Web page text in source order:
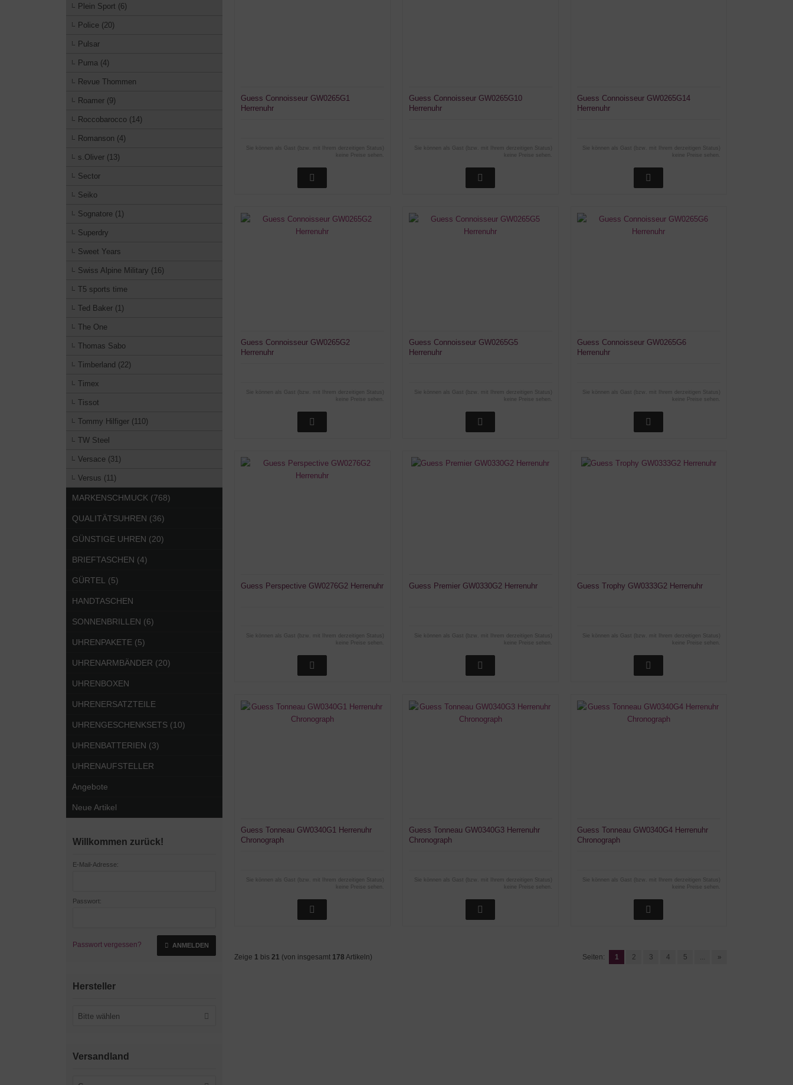
Guess Connoisseur GW0265G1
Herrenuhr
Sie können als Gast (bzw. mit Ihrem derzeitigen Status)
keine Preise sehen.
Guess Connoisseur GW0265G10
Herrenuhr
Sie können als Gast (bzw. mit Ihrem derzeitigen Status)
keine Preise sehen.
Guess Connoisseur GW0265G14
Herrenuhr
Sie können als Gast (bzw. mit Ihrem derzeitigen Status)
keine Preise sehen.
Guess Connoisseur GW0265G2
Herrenuhr
Sie können als Gast (bzw. mit Ihrem derzeitigen Status)
keine Preise sehen.
Guess Connoisseur GW0265G5
Herrenuhr
Sie können als Gast (bzw. mit Ihrem derzeitigen Status)
keine Preise sehen.
Guess Connoisseur GW0265G6
Herrenuhr
Sie können als Gast (bzw. mit Ihrem derzeitigen Status)
keine Preise sehen.
Guess Perspective GW0276G2 Herrenuhr
Sie können als Gast (bzw. mit Ihrem derzeitigen Status)
keine Preise sehen.
Guess Premier GW0330G2 Herrenuhr
Sie können als Gast (bzw. mit Ihrem derzeitigen Status)
keine Preise sehen.
Guess Trophy GW0333G2 Herrenuhr
Sie können als Gast (bzw. mit Ihrem derzeitigen Status)
keine Preise sehen.
Guess Tonneau GW0340G1 Herrenuhr
Chronograph
Sie können als Gast (bzw. mit Ihrem derzeitigen Status)
keine Preise sehen.
Guess Tonneau GW0340G3 Herrenuhr
Chronograph
Sie können als Gast (bzw. mit Ihrem derzeitigen Status)
keine Preise sehen.
Guess Tonneau GW0340G4 Herrenuhr
Chronograph
Sie können als Gast (bzw. mit Ihrem derzeitigen Status)
keine Preise sehen.
Zeige 1 bis 21 (von insgesamt 178 Artikeln) Seiten: 1 2 3 4 5 »
Plein Sport (6)
Police (20)
Pulsar
Puma (4)
Revue Thommen
Roamer (9)
Roccobarocco (14)
Romanson (4)
s.Oliver (13)
Sector
Seiko
Sognatore (1)
Superdry
Sweet Years
Swiss Alpine Military (16)
T5 sports time
Ted Baker (1)
The One
Thomas Sabo
Timberland (22)
Timex
Tissot
Tommy Hilfiger (110)
TW Steel
Versace (31)
Versus (11)
MARKENSCHMUCK (768)
QUALITÄTSUHREN (36)
GÜNSTIGE UHREN (20)
BRIEFTASCHEN (4)
GÜRTEL (5)
HANDTASCHEN
SONNENBRILLEN (6)
UHRENPAKETE (5)
UHRENARMBÄNDER (20)
UHRENBOXEN
UHRENERSATZTEILE
UHRENGESCHENKSETS (10)
UHRENBATTERIEN (3)
UHRENAUFSTELLER
Angebote
Neue Artikel
Willkommen zurück!
E-Mail-Adresse:
Passwort:
Passwort vergessen? ANMELDEN
Hersteller
Bitte wählen
Versandland